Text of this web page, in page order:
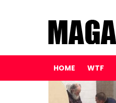
HOME WTF
LATEST
STORIES